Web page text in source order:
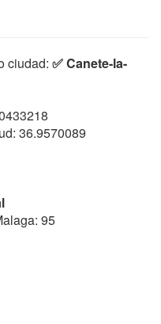
ciudad: ✅ Canete-la-
36.9570089
95